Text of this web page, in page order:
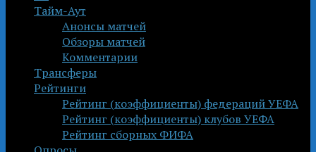
Тайм-Аут
Анонсы матчей
Обзоры матчей
Комментарии
Трансферы
Рейтинги
Рейтинг (коэффициенты) федераций УЕФА
Рейтинг (коэффициенты) клубов УЕФА
Рейтинг сборных ФИФА